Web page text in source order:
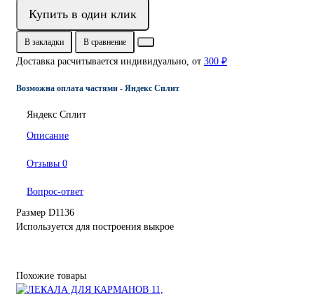
Купить в один клик
В закладки В сравнение
Доставка расчитывается индивидуально, от 300 ₽
Возможна оплата частями - Яндекс Сплит
Яндекс Сплит
Описание
Отзывы 0
Вопрос-ответ
Размер D1136
Используется для построения выкрое
Похожие товары